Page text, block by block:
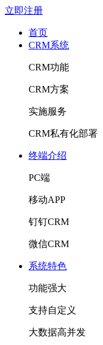
立即注册
首页
CRM系统
CRM功能
CRM方案
实施服务
CRM私有化部署
终端介绍
PC端
移动APP
钉钉CRM
微信CRM
系统特色
功能强大
支持自定义
大数据高并发